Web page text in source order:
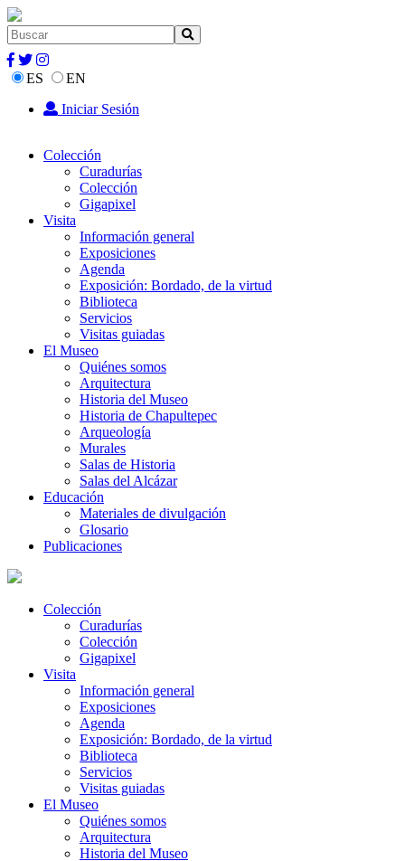
ES
EN
Iniciar Sesión
Colección
Curadurías
Colección
Gigapixel
Visita
Información general
Exposiciones
Agenda
Exposición: Bordado, de la virtud
Biblioteca
Servicios
Visitas guiadas
El Museo
Quiénes somos
Arquitectura
Historia del Museo
Historia de Chapultepec
Arqueología
Murales
Salas de Historia
Salas del Alcázar
Educación
Materiales de divulgación
Glosario
Publicaciones
Colección
Curadurías
Colección
Gigapixel
Visita
Información general
Exposiciones
Agenda
Exposición: Bordado, de la virtud
Biblioteca
Servicios
Visitas guiadas
El Museo
Quiénes somos
Arquitectura
Historia del Museo